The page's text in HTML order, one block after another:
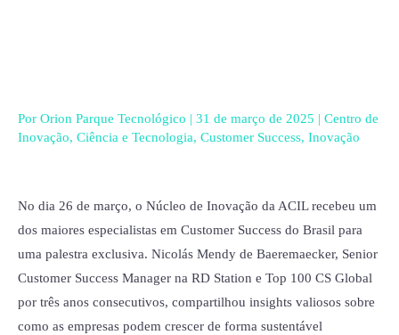
Por Orion Parque Tecnológico | 31 de março de 2025 | Centro de
Inovação, Ciência e Tecnologia, Customer Success, Inovação
No dia 26 de março, o Núcleo de Inovação da ACIL recebeu um
dos maiores especialistas em Customer Success do Brasil para
uma palestra exclusiva. Nicolás Mendy de Baeremaecker, Senior
Customer Success Manager na RD Station e Top 100 CS Global
por três anos consecutivos, compartilhou insights valiosos sobre
como as empresas podem crescer de forma sustentável